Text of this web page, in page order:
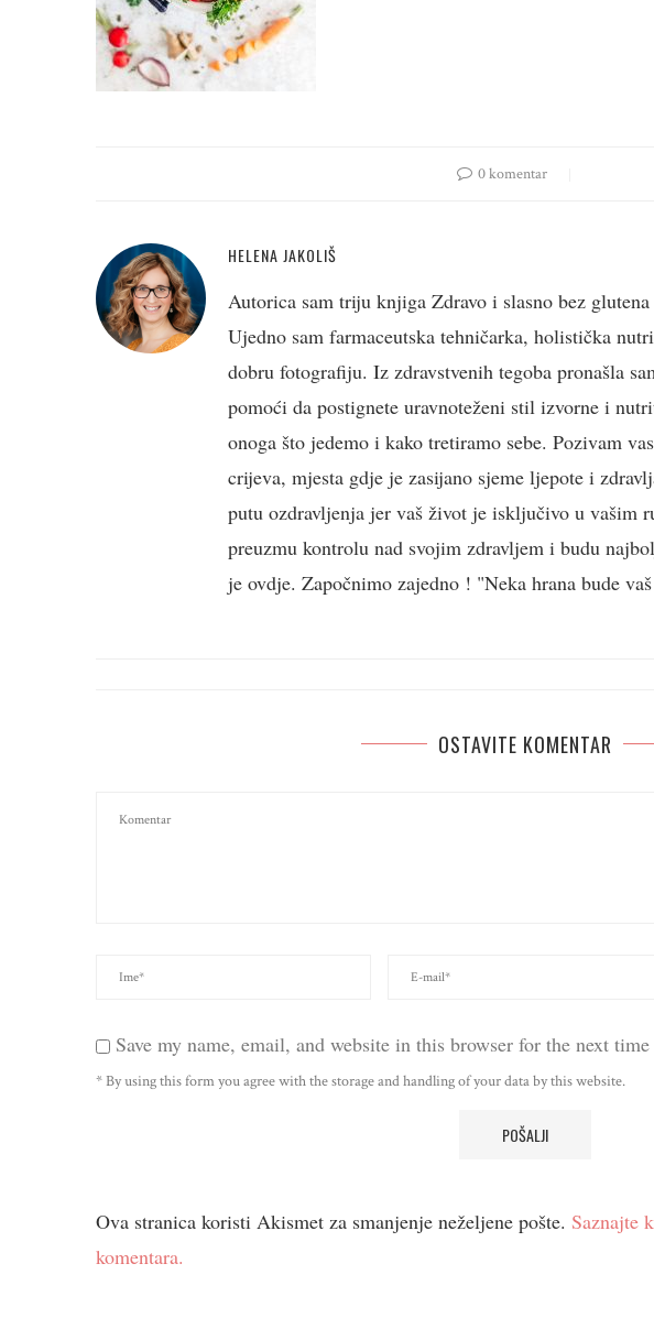
0 komentar
HELENA JAKOLIŠ
Autorica sam triju knjiga Zdravo i slasno bez
Ujedno sam farmaceutska tehničarka, holistička
dobru fotografiju. Iz zdravstvenih tegoba pronašla
pomoći da postignete uravnoteženi stil izvorne i
onoga što jedemo i kako tretiramo sebe. Pozivam
crijeva, mjesta gdje je zasijano sjeme ljepote i
putu ozdravljenja jer vaš život je isključivo u vašim
preuzmu kontrolu nad svojim zdravljem i budu
je ovdje. Započnimo zajedno ! "Neka hrana bude
OSTAVITE KOMENTAR
Save my name, email, and website in this browser for the next
* By using this form you agree with the storage and handling of your data by this website.
Ova stranica koristi Akismet za smanjenje neželjene pošte. Saznajte
komentara.